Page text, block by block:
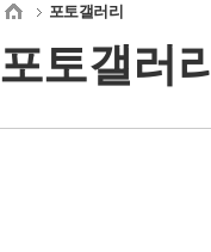
포토갤러리
포토갤러리